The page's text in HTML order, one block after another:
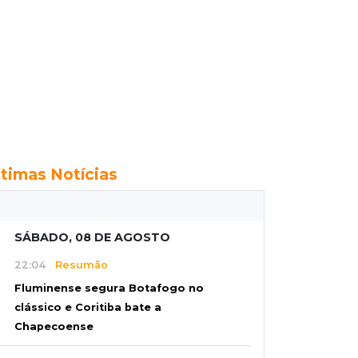
Notícias
SÁBADO, 08 DE AGOSTO
22:04 Resumão
Fluminense segura Botafogo no
clássico e Coritiba bate a
Chapecoense